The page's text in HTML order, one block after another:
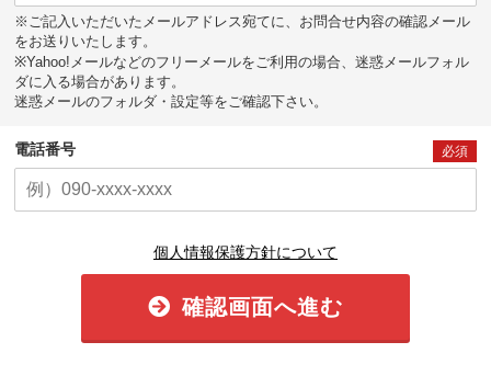
※ご記入いただいたメールアドレス宛てに、お問合せ内容の確認メール
をお送りいたします。
※Yahoo!メールなどのフリーメールをご利用の場合、迷惑メールフォル
ダに入る場合があります。
迷惑メールのフォルダ・設定等をご確認下さい。
電話番号 必須
個人情報保護方針について
確認画面へ進む